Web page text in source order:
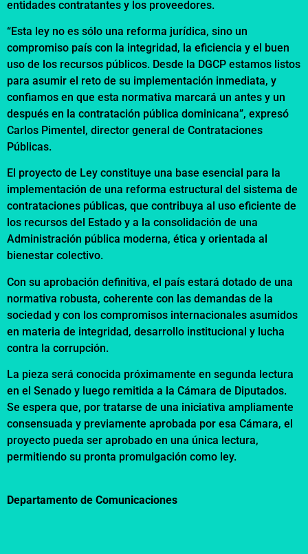
entidades contratantes y los proveedores.
“Esta ley no es sólo una reforma jurídica, sino un
compromiso país con la integridad, la eficiencia y el buen
uso de los recursos públicos. Desde la DGCP estamos listos
para asumir el reto de su implementación inmediata, y
confiamos en que esta normativa marcará un antes y un
después en la contratación pública dominicana”, expresó
Carlos Pimentel, director general de Contrataciones
Públicas.
El proyecto de Ley constituye una base esencial para la
implementación de una reforma estructural del sistema de
contrataciones públicas, que contribuya al uso eficiente de
los recursos del Estado y a la consolidación de una
Administración pública moderna, ética y orientada al
bienestar colectivo.
Con su aprobación definitiva, el país estará dotado de una
normativa robusta, coherente con las demandas de la
sociedad y con los compromisos internacionales asumidos
en materia de integridad, desarrollo institucional y lucha
contra la corrupción.
La pieza será conocida próximamente en segunda lectura
en el Senado y luego remitida a la Cámara de Diputados.
Se espera que, por tratarse de una iniciativa ampliamente
consensuada y previamente aprobada por esa Cámara, el
proyecto pueda ser aprobado en una única lectura,
permitiendo su pronta promulgación como ley.
Departamento de Comunicaciones